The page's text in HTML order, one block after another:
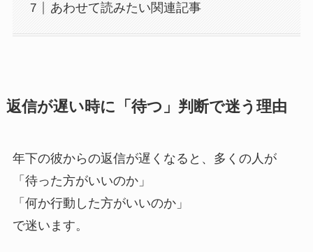
あわせて読みたい関連記事
返信が遅い時に「待つ」判断で迷う理由
年下の彼からの返信が遅くなると、多くの人が
「待った方がいいのか」
「何か行動した方がいいのか」
で迷います。